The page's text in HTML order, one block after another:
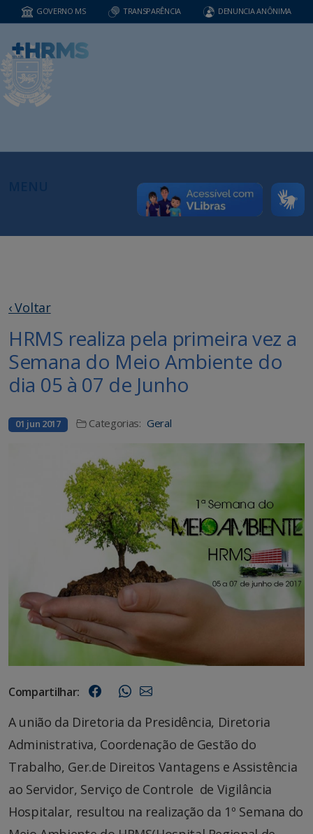
GOVERNO MS TRANSPARÊNCIA DENUNCIA ANÔNIMA
‹ Voltar
HRMS realiza pela primeira vez a
Semana do Meio Ambiente do
dia 05 à 07 de Junho
01 jun 2017 Categorias: Geral
Compartilhar:
A união da Diretoria da Presidência, Diretoria
Administrativa, Coordenação de Gestão do
Trabalho, Ger.de Direitos Vantagens e Assistência
ao Servidor, Serviço de Controle de Vigilância
Hospitalar, resultou na realização da 1º Semana do